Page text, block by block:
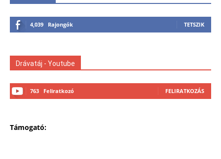
4,039 Rajongók TETSZIK
Drávatáj - Youtube
763 Feliratkozó FELIRATKOZÁS
Támogató: